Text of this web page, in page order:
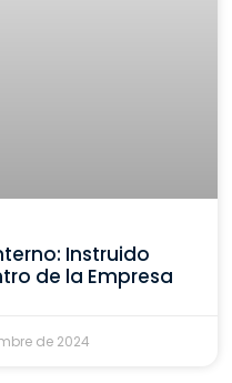
Instruido
de la Empresa
de 2024